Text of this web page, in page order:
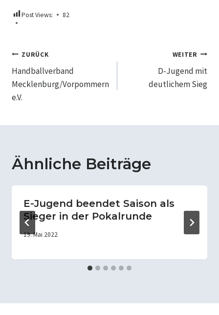
Post Views: 82
Beitragsnavigation
ZURÜCK
Handballverband
Mecklenburg/Vorpommern
e.V.
WEITER
D-Jugend mit
deutlichem Sieg
Ähnliche Beiträge
E-Jugend beendet Saison als
Sieger in der Pokalrunde
19. Mai 2022